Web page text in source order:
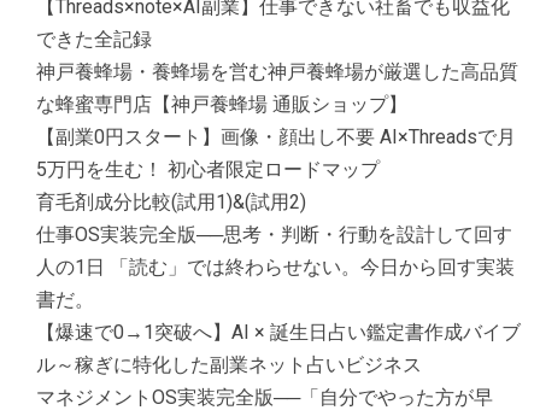
【Threads×note×AI副業】仕事できない社畜でも収益化
できた全記録
神戸養蜂場・養蜂場を営む神戸養蜂場が厳選した高品質
な蜂蜜専門店【神戸養蜂場 通販ショップ】
【副業0円スタート】画像・顔出し不要 AI×Threadsで月
5万円を生む！ 初心者限定ロードマップ
育毛剤成分比較(試用1)&(試用2)
仕事OS実装完全版──思考・判断・行動を設計して回す
人の1日 「読む」では終わらせない。今日から回す実装
書だ。
【爆速で0→1突破へ】AI × 誕生日占い鑑定書作成バイブ
ル～稼ぎに特化した副業ネット占いビジネス
マネジメントOS実装完全版──「自分でやった方が早